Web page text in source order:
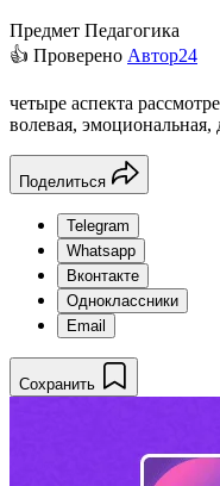
Предмет Педагогика
👍 Проверено Автор24
четыре аспекта
волевая, эмоциональная,
Поделиться
Telegram
Whatsapp
Вконтакте
Одноклассники
Email
Сохранить